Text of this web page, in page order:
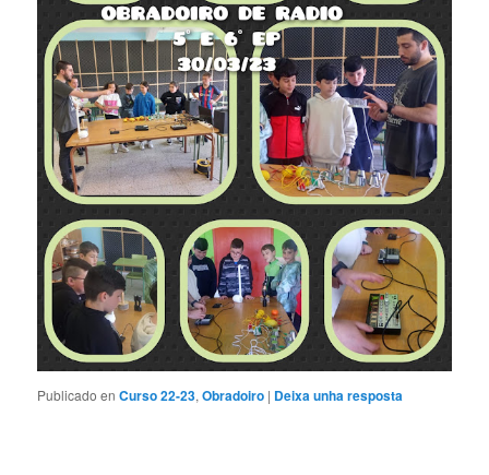
Publicado en Curso 22-23,Obradoiro | Deixa unha resposta